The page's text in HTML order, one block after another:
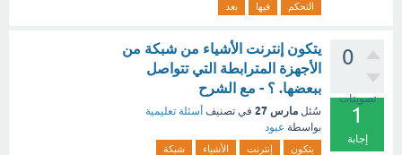
التحكم
فيها بعد
0
تصويتات
1
إجابة
يتكون إنترنت الأشياء من شبكة من
الأجهزة المترابطة التي تتواصل
ببعضها. ؟ - مع الشرح
سُئل مارس 27 في تصنيف أسئلة تعليمية
بواسطة عبود
يتكون إنترنت الأشياء
شبكة